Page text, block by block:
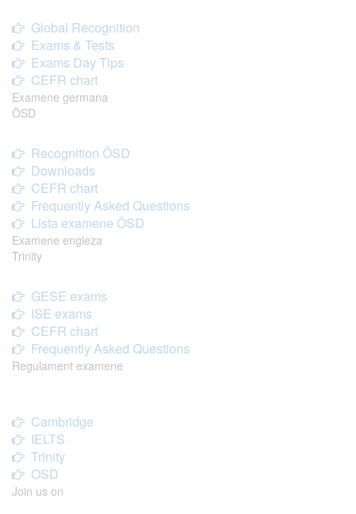
Global Recognition
Exams & Tests
Exams Day Tips
CEFR chart
Examene germana
ÖSD
Recognition ÖSD
Downloads
CEFR chart
Frequently Asked Questions
Lista examene ÖSD
Examene engleza
Trinity
GESE exams
ISE exams
CEFR chart
Frequently Asked Questions
Regulament examene
Cambridge
IELTS
Trinity
OSD
Join us on